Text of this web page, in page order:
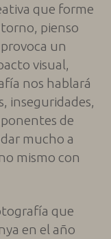
que forme
pienso
un
visual,
nos hablará
inseguridades,
de
mucho a
mismo con
que
en el año